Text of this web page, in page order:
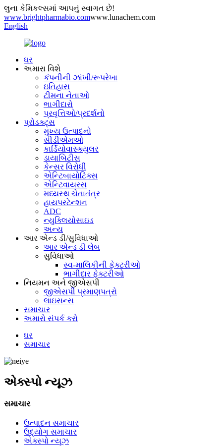
લુના કેમિકલ્સમાં આપનું સ્વાગત છે!
www.brightpharmabio.comwww.lunachem.com
English
ઘર
અમારા વિશે
કંપનીની ઝાંખી/રૂપરેખા
ઇતિહાસ
ટીમના નેતાઓ
ભાગીદારો
પ્રવૃત્તિઓ/પ્રદર્શનો
પ્રોડક્ટ્સ
મુખ્ય ઉત્પાદનો
સીડીએમઓ
કાર્ડિયોવાસ્ક્યુલર
ડાયાબિટીસ
કેન્સર વિરોધી
એન્ટિબાયોટિક્સ
એન્ટિવાયરસ
મધ્યસ્થ ચેતાતંત્ર
હાયપરટેન્શન
ADC
ન્યુક્લિયોસાઇડ
અન્ય
આર એન્ડ ડી/સુવિધાઓ
આર એન્ડ ડી લેબ
સુવિધાઓ
સ્વ-માલિકીની ફેક્ટરીઓ
ભાગીદાર ફેક્ટરીઓ
નિયમન અને જીએસપી
જીએસપી પ્રમાણપત્રો
લાઇસન્સ
સમાચાર
અમારો સંપર્ક કરો
ઘર
સમાચાર
એક્સ્પો ન્યૂઝ
સમાચાર
ઉત્પાદન સમાચાર
ઉદ્યોગ સમાચાર
એક્સ્પો ન્યૂઝ